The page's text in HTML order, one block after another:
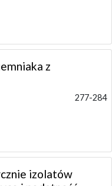
z
277-284
izolatów